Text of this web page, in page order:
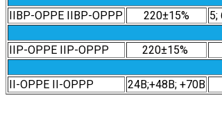
IIBP-ОPPЕ IIBP-ОPPP
220±15% 5;
IIP-ОPPЕ IIP-ОPPP
220±15%
II-ОPPЕ II-ОPPP
24В;+48В; +70В